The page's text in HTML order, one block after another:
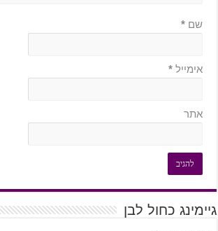
שם *
אימייל *
אתר
גיימינג כחול לבן